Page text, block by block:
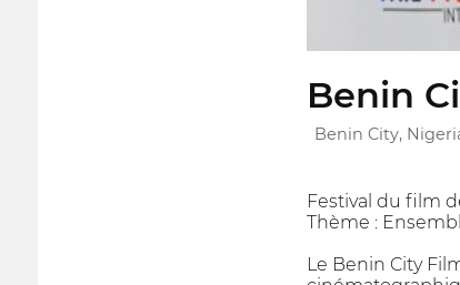
Benin
Benin City,
Festival du film
Thème :
Le Benin City